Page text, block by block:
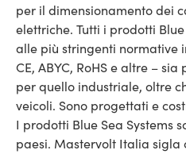
per il dimensionamento dei
elettriche. Tutti i prodotti
alle più stringenti normative
CE, ABYC, RoHS e altre –
per quello industriale, oltre
veicoli. Sono progettati e
I prodotti Blue Sea Systems
paesi. Mastervolt Italia sigla